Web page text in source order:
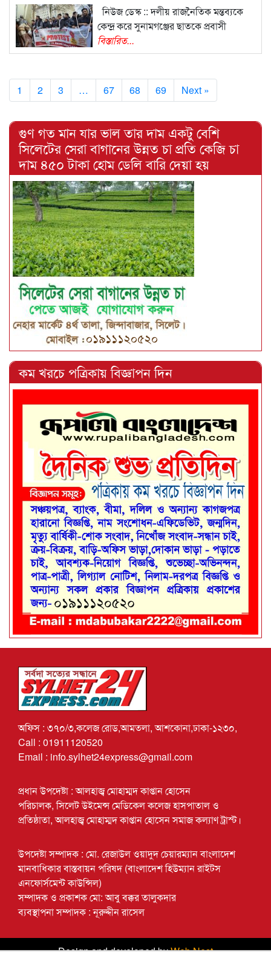
নিউজ ডেস্ক :: দলীয় রাজনৈতিক মন্তব্যকে
কেন্দ্র করে সুনামগঞ্জের ছাতকে প্রবাসী
বিস্তারিত...
1 2 3 … 67 68 69 Next »
গুণ গত মান যার ভাল তার দাম একটু বেশি
সিলেটের সেরা বাগানের উন্নত চা প্রতি কেজি চা
দাম ৪৫০ টাকা হোম ডেলি বারি দেয়া হয়
কম খরচে পত্রিকায় বিজ্ঞাপন দিন
অফিস : ৩৭০/৩,কলেজ রোড,আমতলা, আশকোনা,ঢাকা-১২৩০,
Call : 01911120520
Email : info.sylhet24express@gmail.com
প্রধান উপদেষ্টা : আলহাজ্ব মোহাম্মদ কাপ্তান হোসেন
পরিচালক, সিলেট উইমেন্স মেডিকেল কলেজ হাসপাতাল ও
প্রতিষ্ঠাতা, আলহাজ্ব মোহাম্মদ কাপ্তান হোসেন সমাজ কল্যাণ ট্রাস্ট।
উপদেষ্টা সম্পাদক : মো. রেজাউল ওয়াদুদ চেয়ারম্যান বাংলাদেশ
মানবাধিকার বাস্তবায়ন পরিষদ (বাংলাদেশ হিউম্যান রাইটস
এনফোর্সমেন্ট কাউন্সিল)
সম্পাদক ও প্রকাশক মো: আবু বক্কর তালুকদার
ব্যবস্থাপনা সম্পাদক : নূরুদ্দীন রাসেল
Design and developed byWeb Nest